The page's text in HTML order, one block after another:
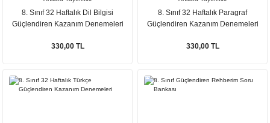
8. Sınıf 32 Haftalık Dil Bilgisi
Güçlendiren Kazanım Denemeleri
330,00 TL
8. Sınıf 32 Haftalık Paragraf
Güçlendiren Kazanım Denemeleri
330,00 TL